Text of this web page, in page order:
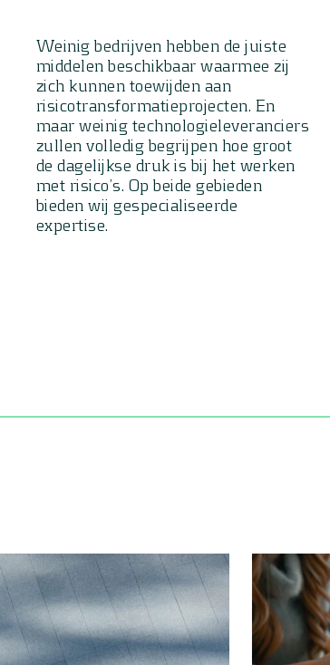
Weinig bedrijven hebben de juiste
middelen beschikbaar waarmee zij
zich kunnen toewijden aan
risicotransformatieprojecten. En
maar weinig technologieleveranciers
zullen volledig begrijpen hoe groot
de dagelijkse druk is bij het werken
met risico’s. Op beide gebieden
bieden wij gespecialiseerde
expertise.